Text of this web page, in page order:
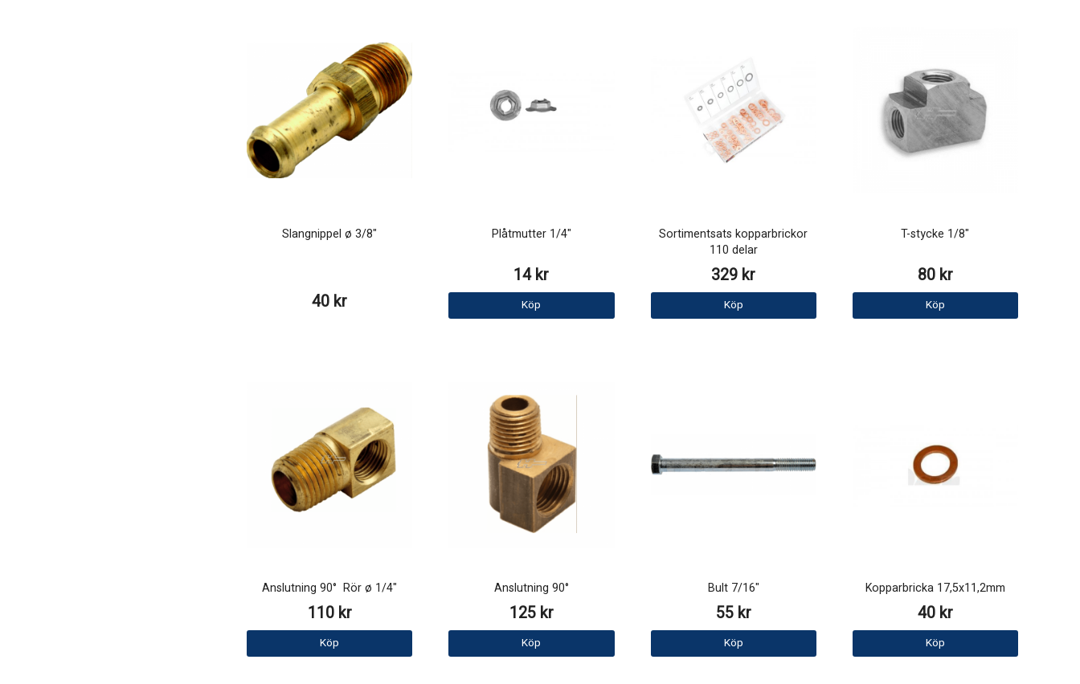
Slangnippel ø 3/8"
40 kr
Plåtmutter 1/4"
14 kr
Köp
Sortimentsats kopparbrickor
110 delar
329 kr
Köp
T-stycke 1/8"
80 kr
Köp
Anslutning 90° Rör ø 1/4"
110 kr
Köp
Anslutning 90°
125 kr
Köp
Bult 7/16"
55 kr
Köp
Kopparbricka 17,5x11,2mm
40 kr
Köp